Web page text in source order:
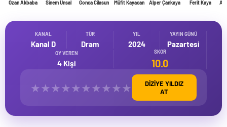
Ozan Akbaba Sinem Ünsal Gonca Cilasun Müfit Kayacan Alper Çankaya Ferit Kaya
KANAL
Kanal D
TÜR
Dram
YIL
2024
YAYIN GÜNÜ
Pazartesi
OY VEREN
4 Kişi
SKOR
10.0
★★★★★★★★★★
DİZİYE YILDIZ
AT